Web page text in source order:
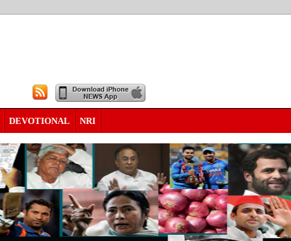
DEVOTIONAL NRI